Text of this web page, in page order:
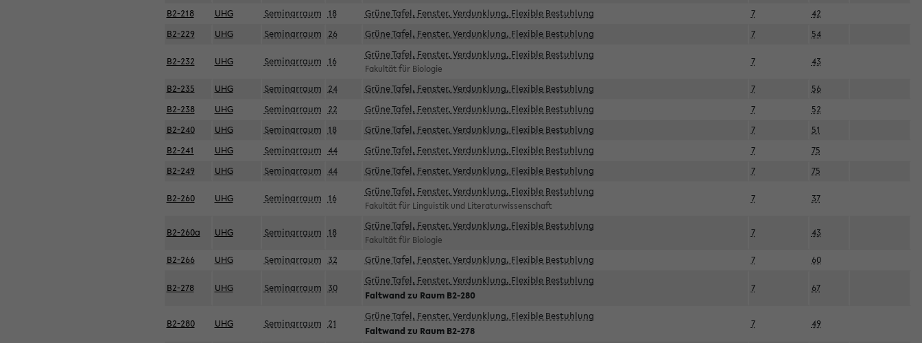
B2-218 UHG Seminarraum 18 Grüne Tafel, Fenster, Verdunklung, Flexible Bestuhlung 7
42
B2-229
UHG Seminarraum 26 Grüne Tafel, Fenster, Verdunklung, Flexible Bestuhlung 7 54
B2-232 UHG Seminarraum 16
Grüne Tafel, Fenster, Verdunklung, Flexible Bestuhlung
Fakultät für Biologie
7 43
B2-235 UHG Seminarraum 24 Grüne Tafel, Fenster, Verdunklung, Flexible Bestuhlung 7
56
B2-238
UHG Seminarraum 22 Grüne Tafel, Fenster, Verdunklung, Flexible Bestuhlung 7
52
B2-240
UHG Seminarraum 18 Grüne Tafel, Fenster, Verdunklung, Flexible Bestuhlung 7
51
B2-241
UHG Seminarraum 44 Grüne Tafel, Fenster, Verdunklung, Flexible Bestuhlung 7
75
B2-249
UHG Seminarraum 44 Grüne Tafel, Fenster, Verdunklung, Flexible Bestuhlung 7 75
B2-260 UHG Seminarraum 16
Grüne Tafel, Fenster, Verdunklung, Flexible Bestuhlung
Fakultät für Linguistik und Literaturwissenschaft
7 37
B2-260a UHG Seminarraum 18
Grüne Tafel, Fenster, Verdunklung, Flexible Bestuhlung
Fakultät für Biologie
7 43
B2-266 UHG Seminarraum 32 Grüne Tafel, Fenster, Verdunklung, Flexible Bestuhlung 7 60
B2-278 UHG Seminarraum 30
Grüne Tafel, Fenster, Verdunklung, Flexible Bestuhlung
Faltwand zu Raum B2-280
7 67
B2-280 UHG Seminarraum 21
Grüne Tafel, Fenster, Verdunklung, Flexible Bestuhlung
Faltwand zu Raum B2-278
7 49